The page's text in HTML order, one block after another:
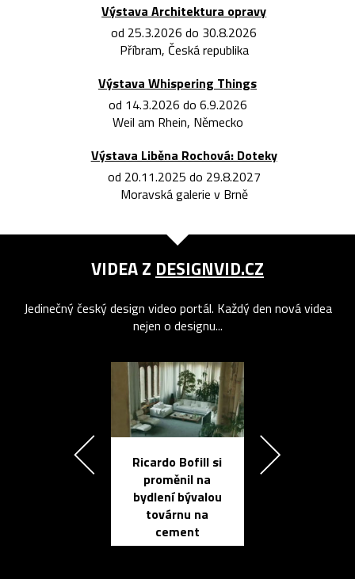
Výstava Architektura opravy
od 25.3.2026 do 30.8.2026
Příbram, Česká republika
Výstava Whispering Things
od 14.3.2026 do 6.9.2026
Weil am Rhein, Německo
Výstava Liběna Rochová: Doteky
od 20.11.2025 do 29.8.2027
Moravská galerie v Brně
VIDEA Z DESIGNVID.CZ
Jedinečný český design video portál. Každý den nová videa
nejen o designu...
Ricardo Bofill si
proměnil na
bydlení bývalou
továrnu na
cement